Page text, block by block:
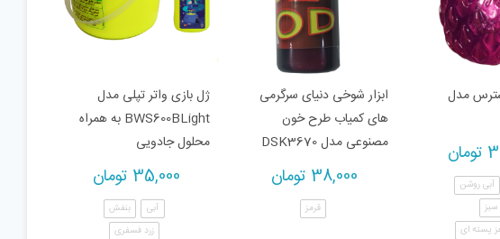
مدل
تومان
آبی روشن
سبز
پسته ای
ابزار شوخی دنیای سرگرمی
های کمیاب طرح خون
مصنوعی مدل DSK3670
38,000 تومان
قرمز
ژل بازی واتر تپلی مدل
BWS600BLight به همراه
محلول جادویی
35,000 تومان
آبی
بنفش
زرد فسفری